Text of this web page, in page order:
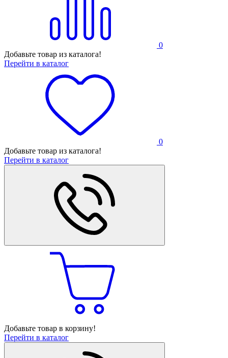
0
Добавьте товар из каталога!
Перейти в каталог
0
Добавьте товар из каталога!
Перейти в каталог
Добавьте товар в корзину!
Перейти в каталог